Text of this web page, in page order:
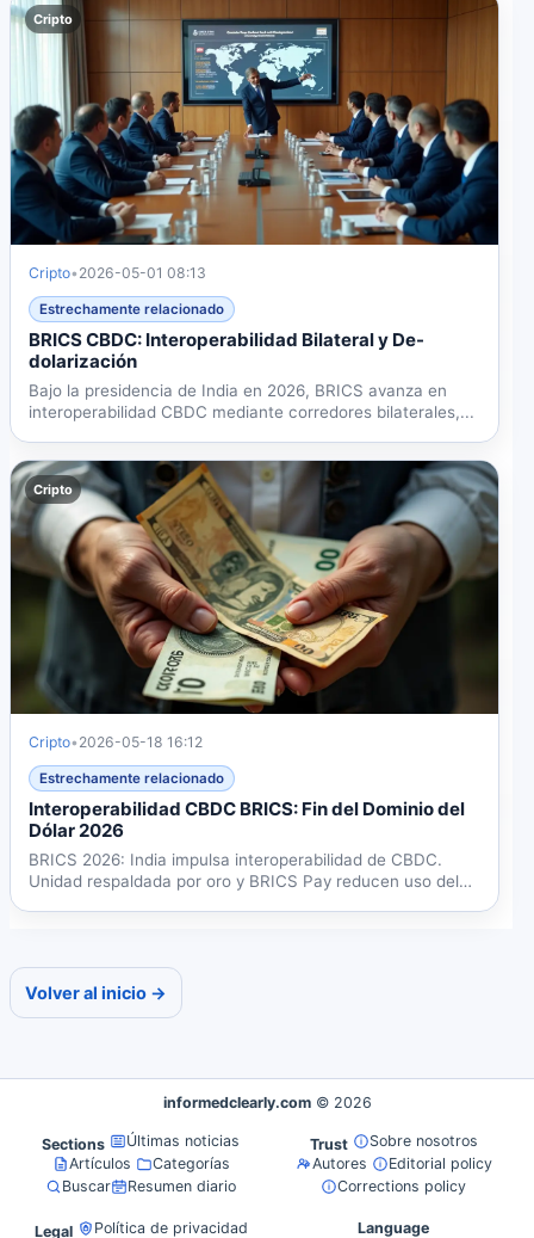
Cripto
Cripto• 2026-05-01 08:13
Estrechamente relacionado
BRICS CBDC: Interoperabilidad Bilateral y De-
dolarización
Bajo la presidencia de India en 2026, BRICS avanza en
interoperabilidad CBDC mediante corredores bilaterales,...
Cripto
Cripto• 2026-05-18 16:12
Estrechamente relacionado
Interoperabilidad CBDC BRICS: Fin del Dominio del
Dólar 2026
BRICS 2026: India impulsa interoperabilidad de CBDC.
Unidad respaldada por oro y BRICS Pay reducen uso del
Volver al inicio →
informedclearly.com © 2026
Sections
Últimas noticias
Artículos
Categorías
Buscar
Resumen diario
Trust
Sobre nosotros
Autores
Editorial policy
Corrections policy
Legal Política de privacidad Language